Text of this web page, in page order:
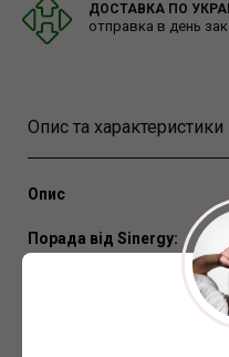
ДОСТАВКА ПО
отправка в день
Опис та характеристики
Опис
Порада від Sinergy:
Для лучшего результата мы
определить тип волос и